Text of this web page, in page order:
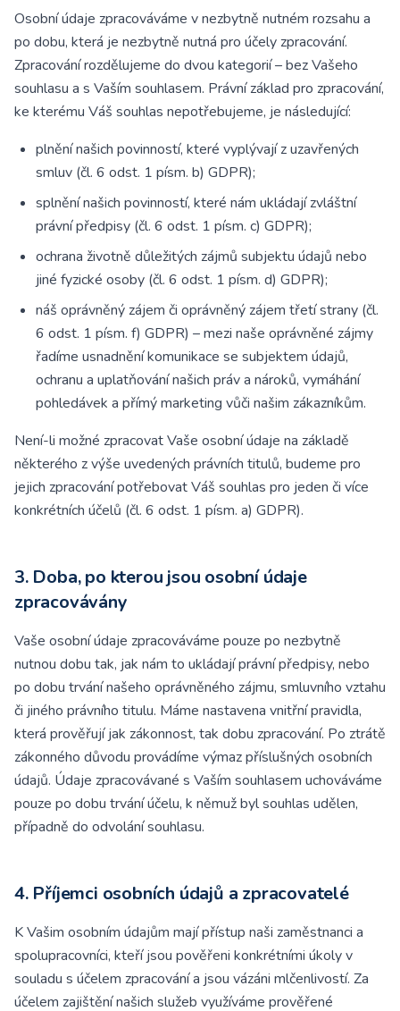
Osobní údaje zpracováváme v nezbytně nutném rozsahu a
po dobu, která je nezbytně nutná pro účely zpracování.
Zpracování rozdělujeme do dvou kategorií – bez Vašeho
souhlasu a s Vaším souhlasem. Právní základ pro zpracování,
ke kterému Váš souhlas nepotřebujeme, je následující:
plnění našich povinností, které vyplývají z uzavřených
smluv (čl. 6 odst. 1 písm. b) GDPR);
splnění našich povinností, které nám ukládají zvláštní
právní předpisy (čl. 6 odst. 1 písm. c) GDPR);
ochrana životně důležitých zájmů subjektu údajů nebo
jiné fyzické osoby (čl. 6 odst. 1 písm. d) GDPR);
náš oprávněný zájem či oprávněný zájem třetí strany (čl.
6 odst. 1 písm. f) GDPR) – mezi naše oprávněné zájmy
řadíme usnadnění komunikace se subjektem údajů,
ochranu a uplatňování našich práv a nároků, vymáhání
pohledávek a přímý marketing vůči našim zákazníkům.
Není-li možné zpracovat Vaše osobní údaje na základě
některého z výše uvedených právních titulů, budeme pro
jejich zpracování potřebovat Váš souhlas pro jeden či více
konkrétních účelů (čl. 6 odst. 1 písm. a) GDPR).
3. Doba, po kterou jsou osobní údaje
zpracovávány
Vaše osobní údaje zpracováváme pouze po nezbytně
nutnou dobu tak, jak nám to ukládají právní předpisy, nebo
po dobu trvání našeho oprávněného zájmu, smluvního vztahu
či jiného právního titulu. Máme nastavena vnitřní pravidla,
která prověřují jak zákonnost, tak dobu zpracování. Po ztrátě
zákonného důvodu provádíme výmaz příslušných osobních
údajů. Údaje zpracovávané s Vaším souhlasem uchováváme
pouze po dobu trvání účelu, k němuž byl souhlas udělen,
případně do odvolání souhlasu.
4. Příjemci osobních údajů a zpracovatelé
K Vašim osobním údajům mají přístup naši zaměstnanci a
spolupracovníci, kteří jsou pověřeni konkrétními úkoly v
souladu s účelem zpracování a jsou vázáni mlčenlivostí. Za
účelem zajištění našich služeb využíváme prověřené